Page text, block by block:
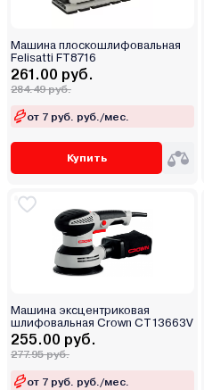
Машина плоскошлифовальная
Felisatti FT8716
261.00 руб.
284.49 руб.
от 7 руб. руб./мес.
Купить
Машина эксцентриковая
шлифовальная Crown CT13663V
255.00 руб.
277.95 руб.
от 7 руб. руб./мес.